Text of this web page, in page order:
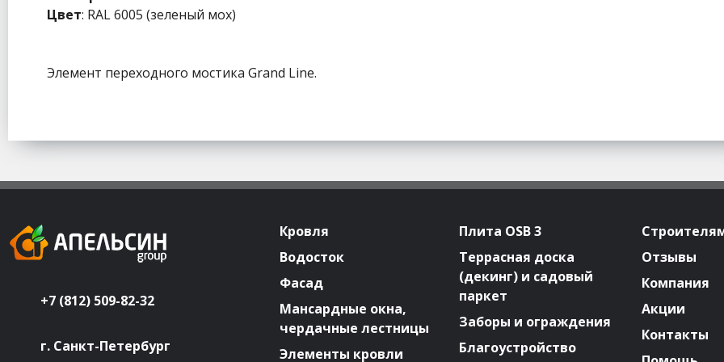
Цвет: RAL 6005 (зеленый мох)
Элемент переходного мостика Grand Line.
+7 (812) 509-82-32
г. Санкт-Петербург
Кровля
Водосток
Фасад
Мансардные окна,
чердачные лестницы
Элементы кровли
Плита OSB 3
Террасная доска
(декинг) и садовый
паркет
Заборы и ограждения
Благоустройство
Отзывы
Компания
Акции
Контакты